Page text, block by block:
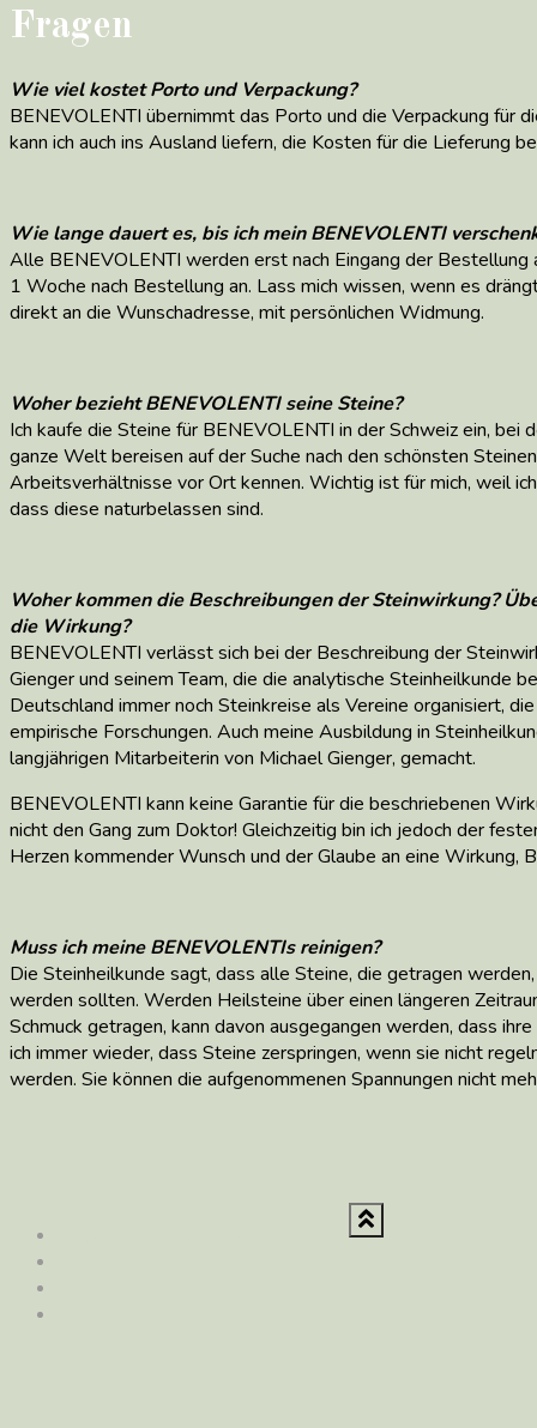
Fragen
Wie viel kostet Porto und Verpackung?
BENEVOLENTI übernimmt das Porto und die Verpackung für
kann ich auch ins Ausland liefern, die Kosten für die Lieferung
Wie lange dauert es, bis ich mein BENEVOLENTI
Alle BENEVOLENTI werden erst nach Eingang der
1 Woche nach Bestellung an. Lass mich wissen, wenn es
direkt an die Wunschadresse, mit persönlichen Widmung.
Woher bezieht BENEVOLENTI seine Steine?
Ich kaufe die Steine für BENEVOLENTI in der Schweiz ein, bei
ganze Welt bereisen auf der Suche nach den schönsten
Arbeitsverhältnisse vor Ort kennen. Wichtig ist für mich, weil
dass diese naturbelassen sind.
Woher kommen die Beschreibungen der Steinwirkung?
die Wirkung?
BENEVOLENTI verlässt sich bei der Beschreibung der
Gienger und seinem Team, die die analytische Steinheilkunde
Deutschland immer noch Steinkreise als Vereine organisiert,
empirische Forschungen. Auch meine Ausbildung in
langjährigen Mitarbeiterin von Michael Gienger, gemacht.
BENEVOLENTI kann keine Garantie für die beschriebenen
nicht den Gang zum Doktor! Gleichzeitig bin ich jedoch der
Herzen kommender Wunsch und der Glaube an eine Wirkung,
Muss ich meine BENEVOLENTIs reinigen?
Die Steinheilkunde sagt, dass alle Steine, die getragen
werden sollten. Werden Heilsteine über einen längeren
Schmuck getragen, kann davon ausgegangen werden, dass
ich immer wieder, dass Steine zerspringen, wenn sie nicht
werden. Sie können die aufgenommenen Spannungen nicht